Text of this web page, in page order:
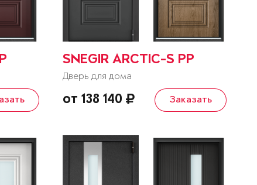
SNEGIR ARCTIC-S PP
Дверь для дома
от 138 140 Заказать